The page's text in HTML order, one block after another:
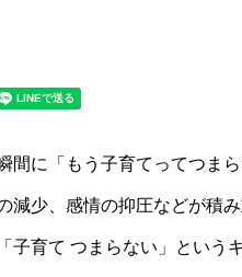
間に「もう子育てってつま
減少、感情の抑圧などが積
子育て つまらない」という